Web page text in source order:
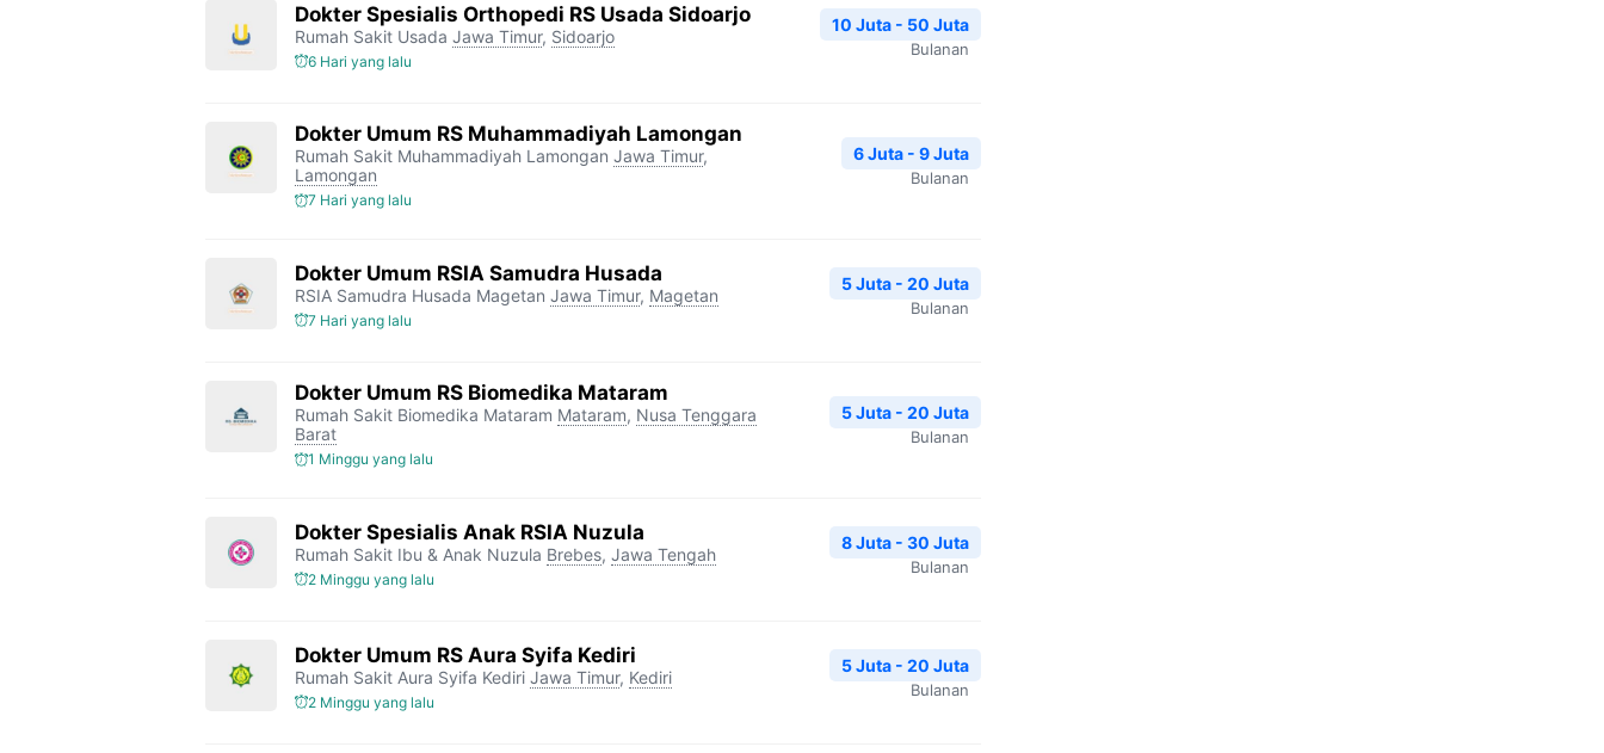
Dokter Spesialis Orthopedi RS Usada Sidoarjo
Rumah Sakit Usada Jawa Timur, Sidoarjo
6 Hari yang lalu
10 Juta - 50 Juta
Bulanan
Dokter Umum RS Muhammadiyah Lamongan
Rumah Sakit Muhammadiyah Lamongan Jawa Timur,
Lamongan
7 Hari yang lalu
6 Juta - 9 Juta
Bulanan
Dokter Umum RSIA Samudra Husada
RSIA Samudra Husada Magetan Jawa Timur, Magetan
7 Hari yang lalu
5 Juta - 20 Juta
Bulanan
Dokter Umum RS Biomedika Mataram
Rumah Sakit Biomedika Mataram Mataram, Nusa Tenggara
Barat
1 Minggu yang lalu
5 Juta - 20 Juta
Bulanan
Dokter Spesialis Anak RSIA Nuzula
Rumah Sakit Ibu & Anak Nuzula Brebes, Jawa Tengah
2 Minggu yang lalu
8 Juta - 30 Juta
Bulanan
Dokter Umum RS Aura Syifa Kediri
Rumah Sakit Aura Syifa Kediri Jawa Timur, Kediri
2 Minggu yang lalu
5 Juta - 20 Juta
Bulanan